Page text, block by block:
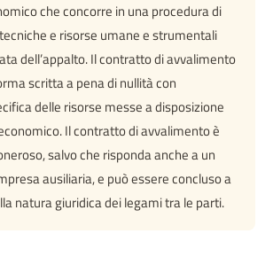
che concorre in una procedura di
e risorse umane e strumentali
dell’appalto. Il contratto di avvalimento
scritta a pena di nullità con
delle risorse messe a disposizione
Il contratto di avvalimento è
salvo che risponda anche a un
ausiliaria, e può essere concluso a
natura giuridica dei legami tra le parti.